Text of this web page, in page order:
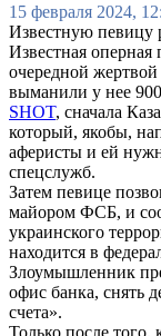
15 февраля 2024,
Известную певицу
Известная оперная
очередной
выманили у нее
SHOT, сначала
который, якобы,
аферисты и ей
спецслужб.
Затем певице
майором ФСБ, и
украинского
находится в
Злоумышленник
офис банка, снять
счета».
Только после того,